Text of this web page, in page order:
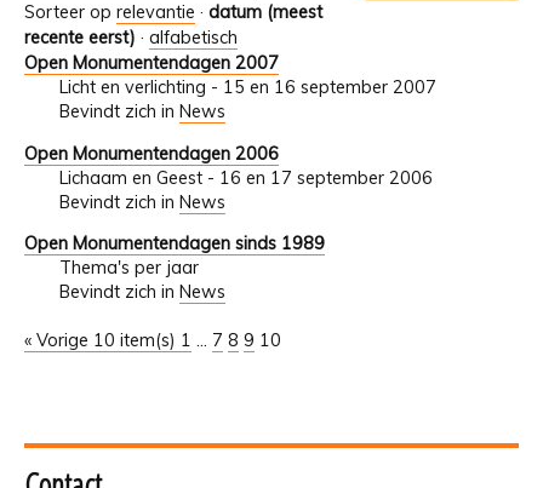
Sorteer op relevantie · datum (meest
recente eerst) · alfabetisch
Open Monumentendagen 2007
Licht en verlichting - 15 en 16 september 2007
Bevindt zich in News
Open Monumentendagen 2006
Lichaam en Geest - 16 en 17 september 2006
Bevindt zich in News
Open Monumentendagen sinds 1989
Thema's per jaar
Bevindt zich in News
« Vorige 10 item(s) 1 ... 7 8 9 10